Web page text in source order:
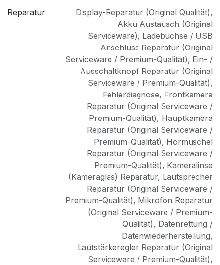
Reparatur Display-Reparatur (Original Qualität),
Akku Austausch (Original
Serviceware), Ladebuchse / USB
Anschluss Reparatur (Original
Serviceware / Premium-Qualität), Ein- /
Ausschaltknopf Reparatur (Original
Serviceware / Premium-Qualität),
Fehlerdiagnose, Frontkamera
Reparatur (Original Serviceware /
Premium-Qualität), Hauptkamera
Reparatur (Original Serviceware /
Premium-Qualität), Hörmuschel
Reparatur (Original Serviceware /
Premium-Qualität), Kameralinse
(Kameraglas) Reparatur, Lautsprecher
Reparatur (Original Serviceware /
Premium-Qualität), Mikrofon Reparatur
(Original Serviceware / Premium-
Qualität), Datenrettung /
Datenwiederherstellung,
Lautstärkeregler Reparatur (Original
Serviceware / Premium-Qualität),